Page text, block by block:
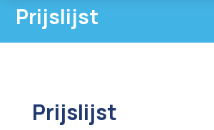
Prijslijst
Prijslijst